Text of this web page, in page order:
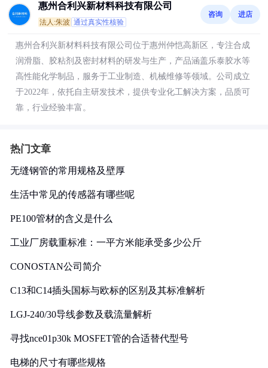
惠州合利兴新材料科技有限公司
法人:朱波 通过真实性核验
咨询 进店
惠州合利兴新材料科技有限公司位于惠州仲恺高新区，专注合成
润滑脂、胶粘剂及密封材料的研发与生产，产品涵盖乐泰胶水等
高性能化学制品，服务于工业制造、机械维修等领域。公司成立
于2022年，依托自主研发技术，提供专业化工解决方案，品质可
靠，行业经验丰富。
热门文章
无缝钢管的常用规格及壁厚
生活中常见的传感器有哪些呢
PE100管材的含义是什么
工业厂房载重标准：一平方米能承受多少公斤
CONOSTAN公司简介
C13和C14插头国标与欧标的区别及其标准解析
LGJ-240/30导线参数及载流量解析
寻找nce01p30k MOSFET管的合适替代型号
电梯的尺寸有哪些规格